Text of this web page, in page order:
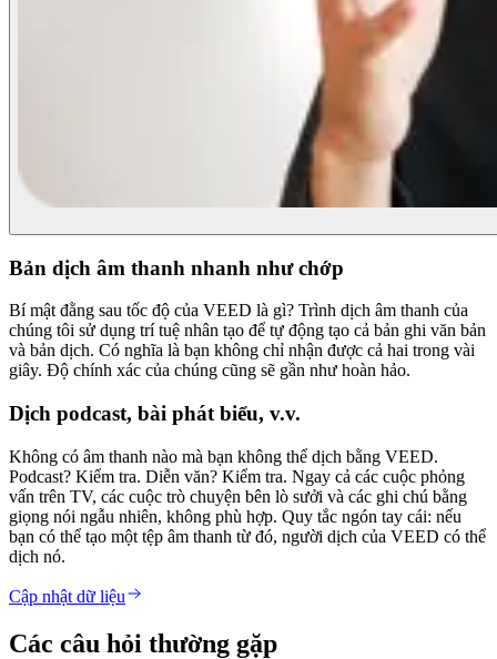
Bản dịch âm thanh nhanh như chớp
Bí mật đằng sau tốc độ của VEED là gì? Trình dịch âm thanh của
chúng tôi sử dụng trí tuệ nhân tạo để tự động tạo cả bản ghi văn bản
và bản dịch. Có nghĩa là bạn không chỉ nhận được cả hai trong vài
giây. Độ chính xác của chúng cũng sẽ gần như hoàn hảo.
Dịch podcast, bài phát biểu, v.v.
Không có âm thanh nào mà bạn không thể dịch bằng VEED.
Podcast? Kiểm tra. Diễn văn? Kiểm tra. Ngay cả các cuộc phỏng
vấn trên TV, các cuộc trò chuyện bên lò sưởi và các ghi chú bằng
giọng nói ngẫu nhiên, không phù hợp. Quy tắc ngón tay cái: nếu
bạn có thể tạo một tệp âm thanh từ đó, người dịch của VEED có thể
dịch nó.
Cập nhật dữ liệu
Các câu hỏi thường gặp